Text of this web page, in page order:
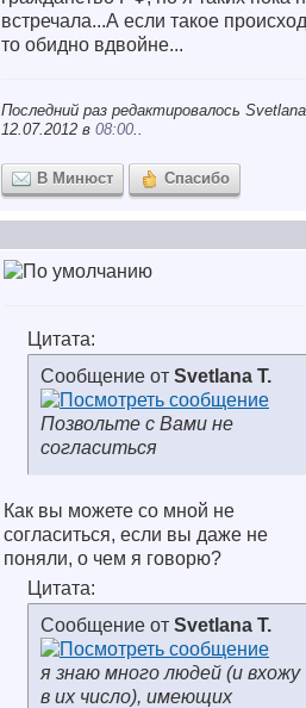
встречала...А если такое
то обидно вдвойне...
Последний раз редактировалось
12.07.2012 в 08:00..
В Минюст Спасибо
Цитата:
Сообщение от Svetlana T.
Позвольте с Вами не
согласиться
Как вы можете со мной не
согласиться, если вы даже не
поняли, о чем я говорю?
Цитата:
Сообщение от Svetlana T.
я знаю много людей (и вхожу
в их число), имеющих